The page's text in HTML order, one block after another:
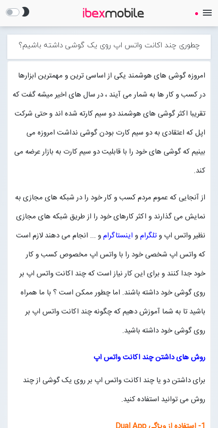
صفحه نخست
ایرفون
Open submenu (لوازم جانبی)
لوازم جانبی
تماس با ما
درباره ما
پیگیری سفارشات
ورود به سایت
brightness_2 menu
چطوری چند اکانت واتس اپ روی یک گوشی داشته باشیم؟
امروزه گوشی های هوشمند یکی از اساسی ترین و مهمترین ابزارها
در کسب و کار ها به شمار می آیند ، در سال های اخیر میشه گفت که
تقریبا اکثر گوشی های هوشمند دو سیم کارته شده اند و حتی شرکت
اپل که اعتقادی به دو سیم کارت بودن گوشی نداشت امروزه می
بینیم که گوشی های خود را با قابلیت دو سیم کارت به بازار عرضه می
کند.
از آنجایی که عموم مردم کسب و کار خود را در شبکه های مجازی به
نمایش می گذارند و اکثر کارهای خود را از طریق شبکه های مجازی
نظیر واتس اپ وتلگرامو اینستاگرامو ... انجام می دهند لازم است
که واتس اپ شخصی خود را با واتس اپ مخصوص کسب و کار
خود جدا کنند و برای این کار نیاز است که چند اکانت واتس اپ بر
روی گوشی خود داشته باشند. اما چطور ممکن است ؟ با ما همراه
باشید تا به شما آموزش دهیم که چگونه چند اکانت واتس اپ بر
روی گوشی خود داشته باشید.
روش های داشتن چند اکانتواتس اپ
برای داشتن دو یا چند اکانت واتس اپ بر روی یک گوشی از چند
روش می توانید استفاده کنید.